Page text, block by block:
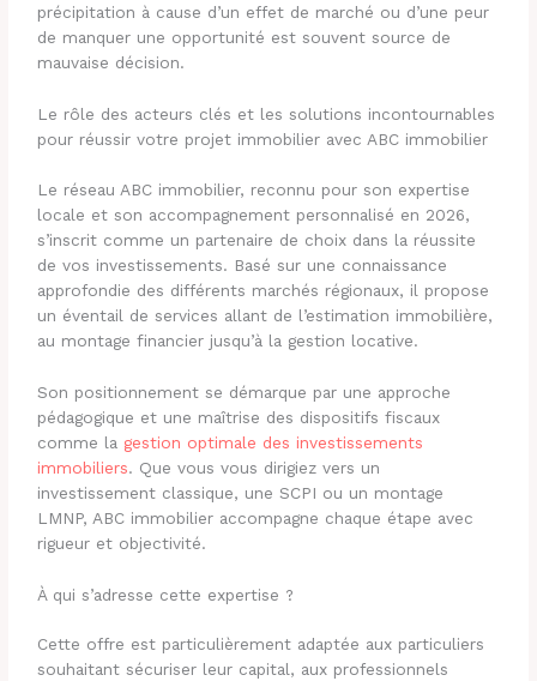
précipitation à cause d’un effet de marché ou d’une peur
de manquer une opportunité est souvent source de
mauvaise décision.
Le rôle des acteurs clés et les solutions incontournables
pour réussir votre projet immobilier avec ABC immobilier
Le réseau ABC immobilier, reconnu pour son expertise
locale et son accompagnement personnalisé en 2026,
s’inscrit comme un partenaire de choix dans la réussite
de vos investissements. Basé sur une connaissance
approfondie des différents marchés régionaux, il propose
un éventail de services allant de l’estimation immobilière,
au montage financier jusqu’à la gestion locative.
Son positionnement se démarque par une approche
pédagogique et une maîtrise des dispositifs fiscaux
comme la gestion optimale des investissements
immobiliers. Que vous vous dirigiez vers un
investissement classique, une SCPI ou un montage
LMNP, ABC immobilier accompagne chaque étape avec
rigueur et objectivité.
À qui s’adresse cette expertise ?
Cette offre est particulièrement adaptée aux particuliers
souhaitant sécuriser leur capital, aux professionnels